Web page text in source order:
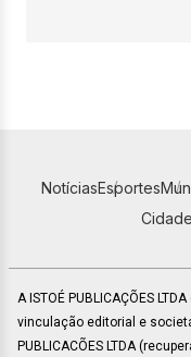
NotíciasEsportes
A ISTOÉ PUBLICAÇÕES
vinculação editorial e
PUBLICACÕES LTDA